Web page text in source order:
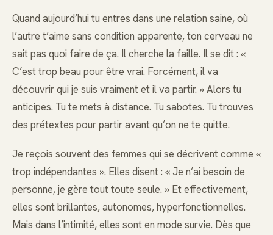
Quand aujourd’hui tu entres dans une relation saine, où
l’autre t’aime sans condition apparente, ton cerveau ne
sait pas quoi faire de ça. Il cherche la faille. Il se dit : «
C’est trop beau pour être vrai. Forcément, il va
découvrir qui je suis vraiment et il va partir. » Alors tu
anticipes. Tu te mets à distance. Tu sabotes. Tu trouves
des prétextes pour partir avant qu’on ne te quitte.
Je reçois souvent des femmes qui se décrivent comme «
trop indépendantes ». Elles disent : « Je n’ai besoin de
personne, je gère tout toute seule. » Et effectivement,
elles sont brillantes, autonomes, hyperfonctionnelles.
Mais dans l’intimité, elles sont en mode survie. Dès que